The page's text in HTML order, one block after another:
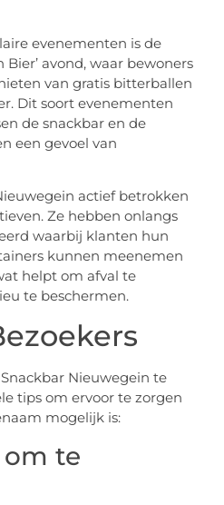
evenementen is de
Bier’ avond, waar bewoners
van gratis bitterballen
Dit soort evenementen
de snackbar en de
een gevoel van
actief betrokken
Ze hebben onlangs
waarbij klanten hun
kunnen meenemen
helpt om afval te
te beschermen.
Nieuwegein te
tips om ervoor te zorgen
mogelijk is:
om te